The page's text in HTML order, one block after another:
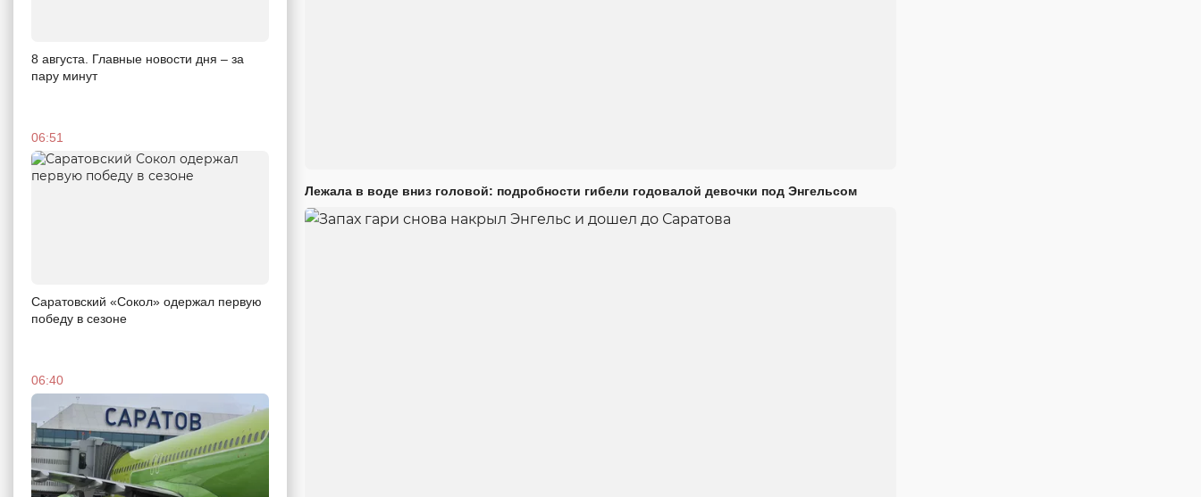
8 августа. Главные новости дня – за
пару минут
06:51
Саратовский «Сокол» одержал первую
победу в сезоне
06:40
Лежала в воде вниз головой: подробности гибели годовалой девочки под Энгельсом